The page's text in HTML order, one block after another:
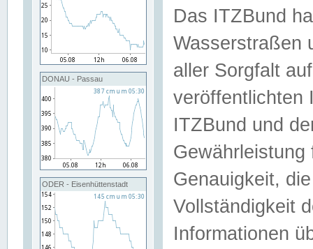
DONAU - Passau
ODER - Eisenhüttenstadt
Das ITZBund
Wasserstraßen
aller Sorgfalt
veröffentlichten
ITZBund und
Genauigkeit,
Vollständigkeit
Informationen